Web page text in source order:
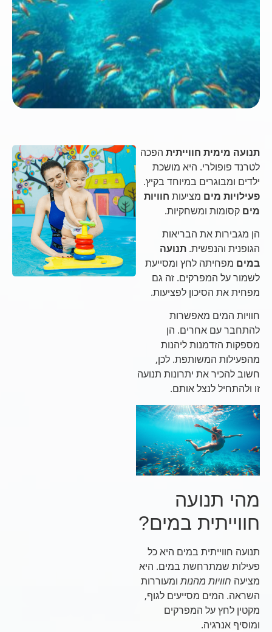
תנועה מימית חווייתיתהפכה
לטרנד פופולרי. היא מושכת
ילדים ומבוגרים במיוחד בקיץ.
פעילויות מיםמציעותחוויות
מיםקסומות ומשחקיות.
הן מגבירות את הבריאות
הגופנית והנפשית.תנועה
במיםמפחיתה לחץ ומסייעת
לשמור על המפרקים. זה גם
מפחית את הסיכון לפציעות.
חוויות המים מאפשרות
להתחבר עם אחרים. הן
מספקות הזדמנות ליהנות
מהפעילות המשותפת. לכן,
חשוב להכיר את יתרונות תנועה
זו ולהתחיל לנצל אותם.
מהי תנועה
חווייתית במים?
תנועה חווייתית במים היא כל
פעילות שמתרחשת במים. היא
מציעהחוויות מהנותומעוררות
השראה. המים מסייעים לגוף,
מקטין לחץ על המפרקים
ומוסיף אנרגיה.